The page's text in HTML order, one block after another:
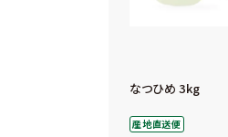
なつひめ 3kg
産地直送便